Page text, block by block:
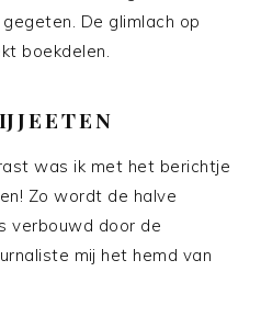
De glimlach op
boekdelen.
was ik met het berichtje
Zo wordt de halve
verbouwd door de
mij het hemd van